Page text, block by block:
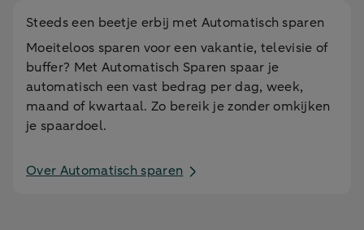
Steeds een beetje erbij met Automatisch sparen
Moeiteloos sparen voor een vakantie, televisie of
buffer? Met Automatisch Sparen spaar je
automatisch een vast bedrag per dag, week,
maand of kwartaal. Zo bereik je zonder omkijken
je spaardoel.
Over Automatisch sparen